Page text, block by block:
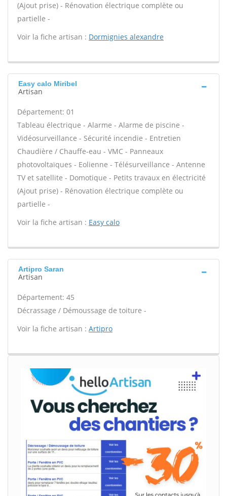
(Ajout prise) - Rénovation électrique complète ou
partielle -
Voir la fiche artisan : Dormignies alexandre
Easy calo Miribel
Artisan
Département: 01
Tableau électrique - Alarme - Alarme de piscine -
Vidéosurveillance - Sécurité incendie - Entretien
Chaudière / Chauffe-eau - VMC - Panneaux
photovoltaïques - Eolienne - Télésurveillance - Antenne
TV et satellite - Domotique - Petits travaux en électricité
(Ajout prise) - Rénovation électrique complète ou
partielle -
Voir la fiche artisan : Easy calo
Artipro Saran
Artisan
Département: 45
Décrassage / Démoussage de toiture -
Voir la fiche artisan : Artipro